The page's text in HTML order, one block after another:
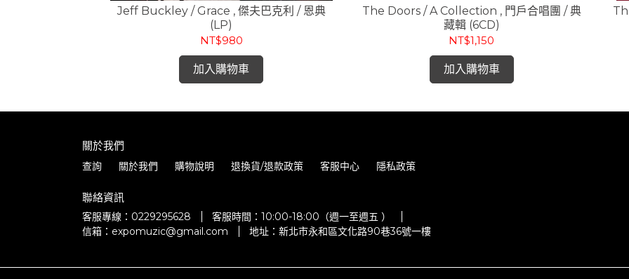
Jeff Buckley / Grace , 傑夫巴克利 / 恩典
(LP)
NT$980
加入購物車
The Doors / A Collection , 門戶合唱團 / 典
藏輯 (6CD)
NT$1,150
加入購物車
關於我們
查詢 關於我們 購物說明 退換貨/退款政策 客服中心 隱私政策
聯絡資訊
客服專線：0229295628
客服時間：10:00-18:00（週一至週五 ）
信箱：expomuzic@gmail.com
地址：新北市永和區文化路90巷36號一樓